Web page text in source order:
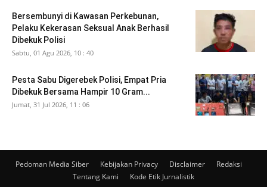
Bersembunyi di Kawasan Perkebunan,
Pelaku Kekerasan Seksual Anak Berhasil
Dibekuk Polisi
Sabtu, 01 Agu 2026, 10 : 40
Pesta Sabu Digerebek Polisi, Empat Pria
Dibekuk Bersama Hampir 10 Gram...
Jumat, 31 Jul 2026, 11 : 06
Pedoman Media Siber Kebijakan Privacy Disclaimer
Redaksi
Tentang Kami
Kode Etik Jurnalistik